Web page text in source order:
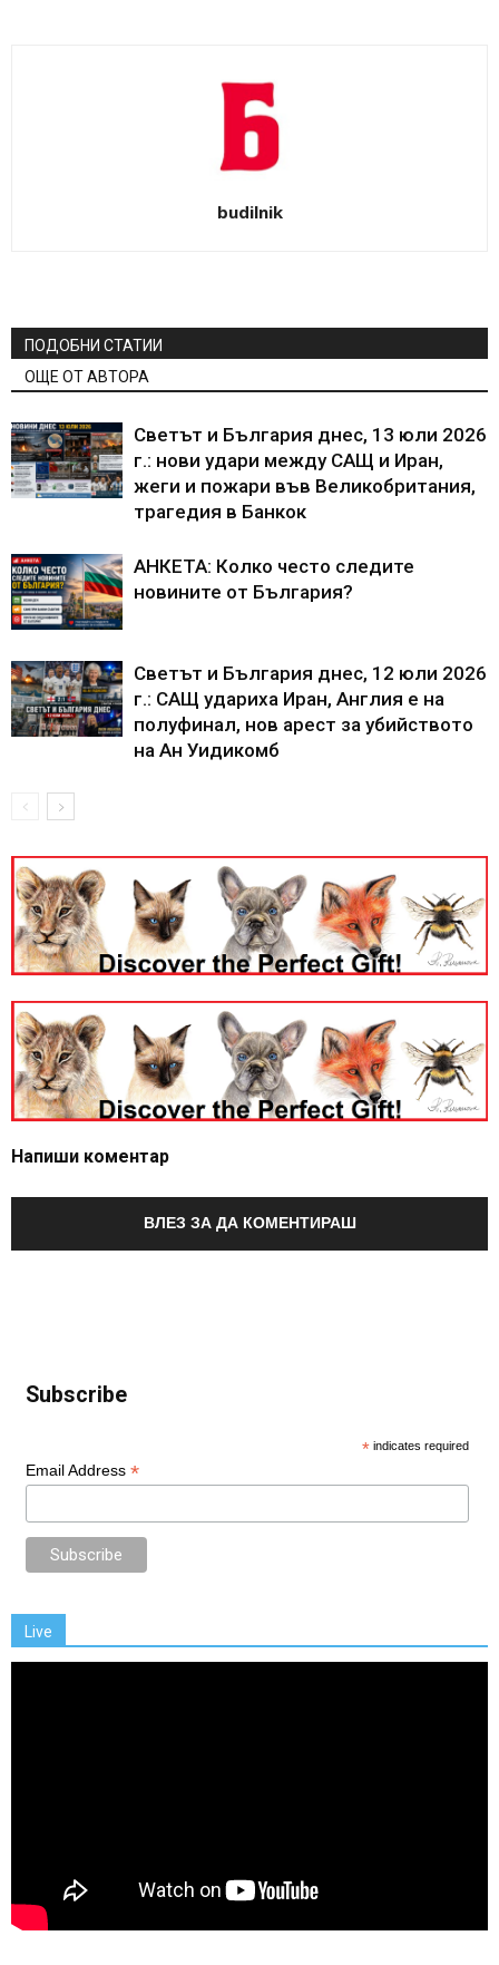
budilnik
ПОДОБНИ СТАТИИ
ОЩЕ ОТ АВТОРА
Светът и България днес, 13 юли 2026
г.: нови удари между САЩ и Иран,
жеги и пожари във Великобритания,
трагедия в Банкок
АНКЕТА: Колко често следите
новините от България?
Светът и България днес, 12 юли 2026
г.: САЩ удариха Иран, Англия е на
полуфинал, нов арест за убийството
на Ан Уидикомб
Напиши коментар
ВЛЕЗ ЗА ДА КОМЕНТИРАШ
Subscribe
* indicates required
Email Address *
Live